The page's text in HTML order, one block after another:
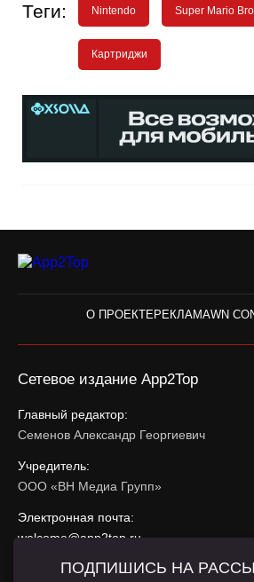
Теги: Nintendo Super Mario
Картриджи
О ПРОЕКТЕРЕКЛАМАWN
Сетевое издание App2Top
Главный редактор:
Семенов Александр Георгиевич
Учредитель:
ООО «ВН Медиа Групп»
Электронная почта:
welcome@app2top.ru
При использовании материалов активная
ПОДПИШИСЬ НА